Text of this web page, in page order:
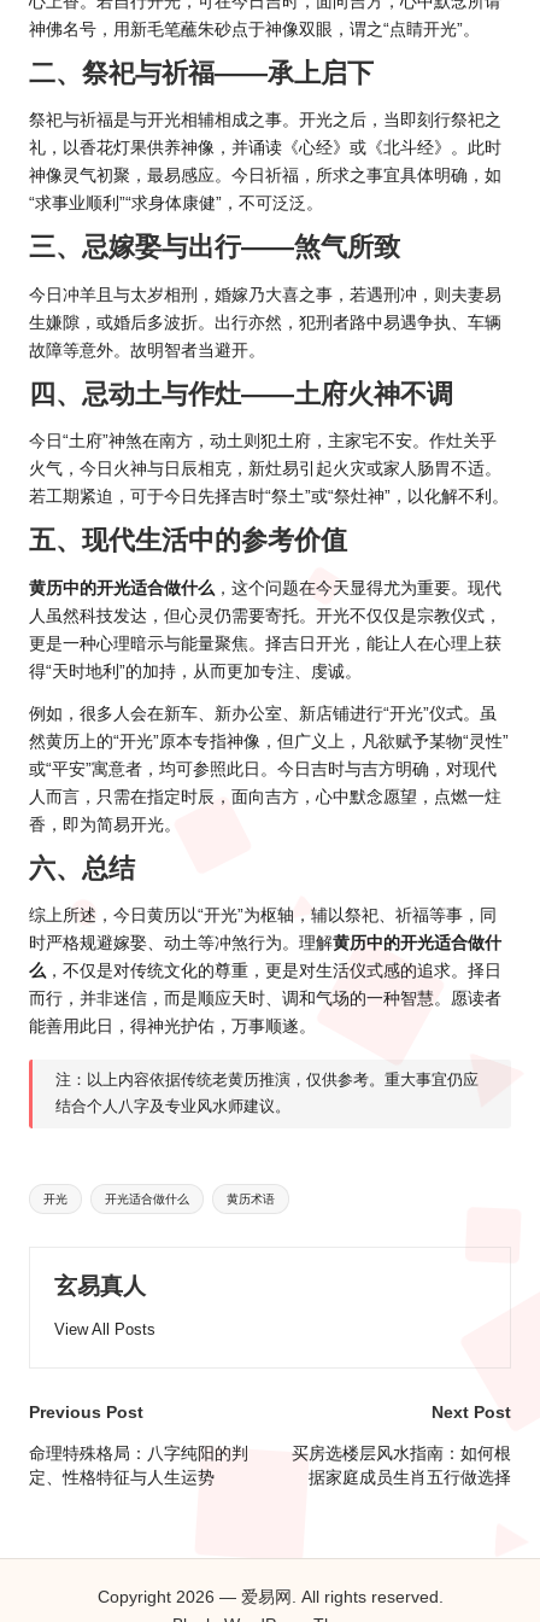
神佛名号，用新毛笔蘸朱砂点于神像双眼，谓之“点睛开光”。
二、祭祀与祈福——承上启下
祭祀与祈福是与开光相辅相成之事。开光之后，当即刻行祭祀之
礼，以香花灯果供养神像，并诵读《心经》或《北斗经》。此时
神像灵气初聚，最易感应。今日祈福，所求之事宜具体明确，如
“求事业顺利”“求身体康健”，不可泛泛。
三、忌嫁娶与出行——煞气所致
今日冲羊且与太岁相刑，婚嫁乃大喜之事，若遇刑冲，则夫妻易
生嫌隙，或婚后多波折。出行亦然，犯刑者路中易遇争执、车辆
故障等意外。故明智者当避开。
四、忌动土与作灶——土府火神不调
今日“土府”神煞在南方，动土则犯土府，主家宅不安。作灶关乎
火气，今日火神与日辰相克，新灶易引起火灾或家人肠胃不适。
若工期紧迫，可于今日先择吉时“祭土”或“祭灶神”，以化解不利。
五、现代生活中的参考价值
黄历中的开光适合做什么 ，这个问题在今天显得尤为重要。现代
人虽然科技发达，但心灵仍需要寄托。开光不仅仅是宗教仪式，
更是一种心理暗示与能量聚焦。择吉日开光，能让人在心理上获
得“天时地利”的加持，从而更加专注、虔诚。
例如，很多人会在新车、新办公室、新店铺进行“开光”仪式。虽
然黄历上的“开光”原本专指神像，但广义上，凡欲赋予某物“灵性”
或“平安”寓意者，均可参照此日。今日吉时与吉方明确，对现代
人而言，只需在指定时辰，面向吉方，心中默念愿望，点燃一炷
香，即为简易开光。
六、总结
综上所述，今日黄历以“开光”为枢轴，辅以祭祀、祈福等事，同
时严格规避嫁娶、动土等冲煞行为。理解黄历中的开光适合做什
么 ，不仅是对传统文化的尊重，更是对生活仪式感的追求。择日
而行，并非迷信，而是顺应天时、调和气场的一种智慧。愿读者
能善用此日，得神光护佑，万事顺遂。
注：以上内容依据传统老黄历推演，仅供参考。重大事宜仍应
结合个人八字及专业风水师建议。
Tags:
开光 开光适合做什么 黄历术语
玄易真人
View All Posts
Post
navigation
Previous Post
命理特殊格局：八字纯阳的判
定、性格特征与人生运势
Next Post
买房选楼层风水指南：如何根
据家庭成员生肖五行做选择
Copyright 2026 — 爱易网. All rights reserved.